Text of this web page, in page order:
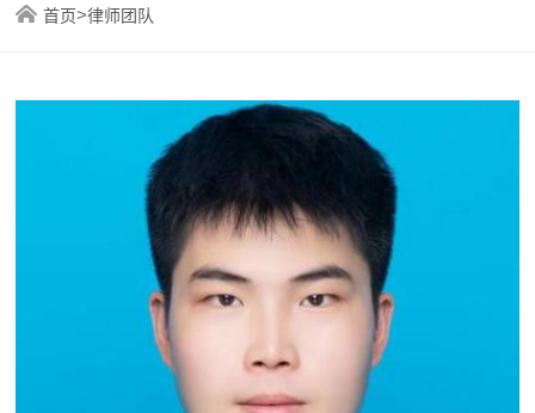
首页>律师团队